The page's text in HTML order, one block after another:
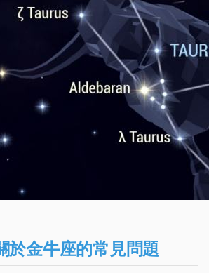
於金牛座的常見問題